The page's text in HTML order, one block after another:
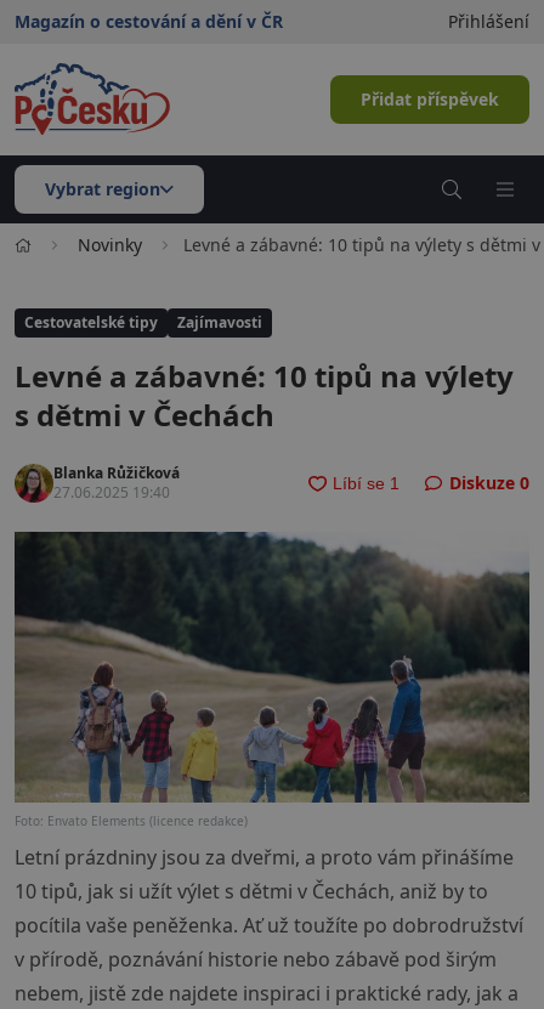
Magazín o cestování a dění v ČR Přihlášení
Přidat příspěvek
Vybrat region
Novinky Levné a zábavné: 10 tipů na výlety s dětmi v
Cestovatelské tipy Zajímavosti
Levné a zábavné: 10 tipů na výlety
s dětmi v Čechách
Blanka Růžičková
27.06.2025 19:40
Diskuze 0
Foto: Envato Elements (licence redakce)
Letní prázdniny jsou za dveřmi, a proto vám přinášíme
10 tipů, jak si užít výlet s dětmi v Čechách, aniž by to
pocítila vaše peněženka. Ať už toužíte po dobrodružství
v přírodě, poznávání historie nebo zábavě pod širým
nebem, jistě zde najdete inspiraci i praktické rady, jak a